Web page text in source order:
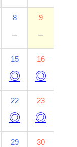
8
－
9
－
15
◎
16
◎
22
◎
23
◎
29 30